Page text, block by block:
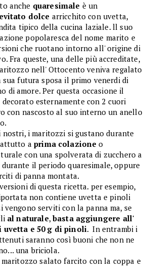
anche quaresimale è un
dolce arricchito con uvetta,
tipico della cucina laziale. ll suo
popolaresca del nome marito e
che ruotano intorno all' origine di
Fra queste, una delle più accreditate,
nell' Ottocento veniva regalato
futura sposa il primo venerdi di
di amore. Per questa occasione il
esternamente con 2 cuori
con nascosto al suo interno un anello
nostri, i maritozzi si gustano durante
aprima colazione o
con una spolverata di zucchero a
il periodo quaresimale, oppure
di panna montata.
di questa ricetta. per esempio,
non contiene uvetta e pinoli
vengono serviti con la panna ma, se
al naturale, basta aggiungere all'
uvetta e 50 g di pinoli. In entrambi i
saranno così buoni che non ne
una briciola.
salato farcito con la coppa e